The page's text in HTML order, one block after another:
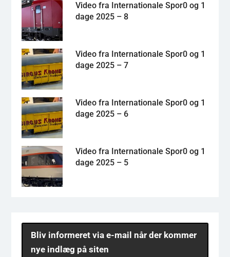
Video fra Internationale Spor0 og 1
dage 2025 – 8
Video fra Internationale Spor0 og 1
dage 2025 – 7
Video fra Internationale Spor0 og 1
dage 2025 – 6
Video fra Internationale Spor0 og 1
dage 2025 – 5
Bliv informeret via e-mail når der kommer
nye indlæg på siten